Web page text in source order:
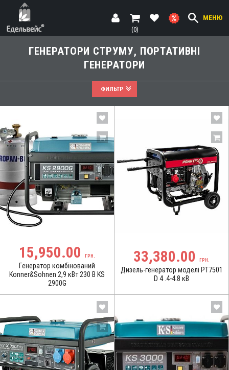
МЕНЮ
(0)
ГЕНЕРАТОРИ СТРУМУ, ПОРТАТИВНІ
ГЕНЕРАТОРИ
ФИЛЬТР
15,950.00 ГРН.
Генератор комбінований
Konner&Sohnen 2,9 кВт 230 В KS
2900G
33,380.00 ГРН.
Дизель-генератор моделі PT7501
D 4 .4-4.8 кВ